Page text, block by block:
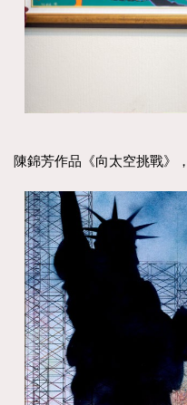
陳錦芳作品《向太空挑戰》